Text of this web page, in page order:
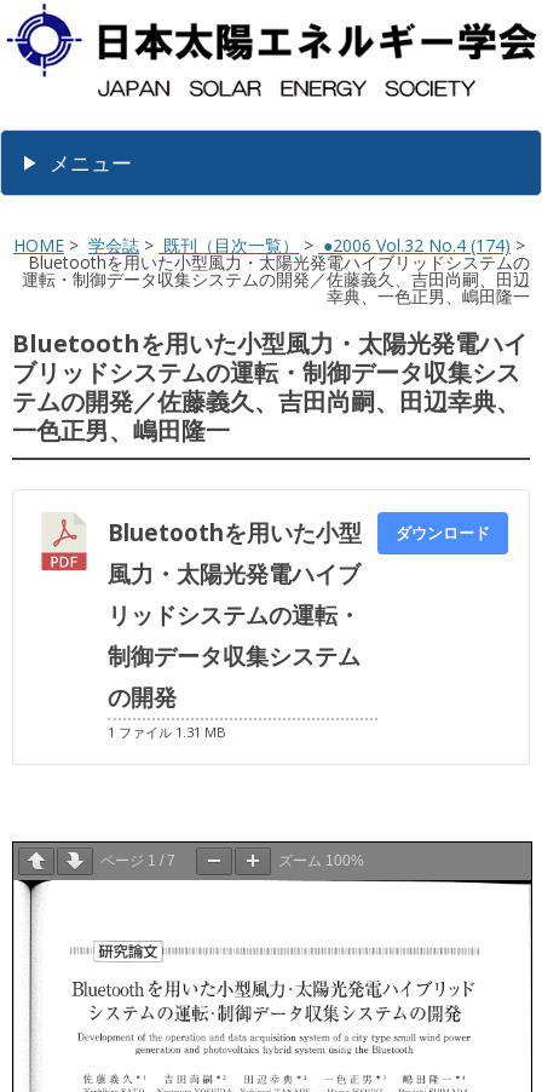
メニュー
HOME > 学会誌 > 既刊（目次一覧） > ●2006 Vol.32 No.4 (174) >
Bluetoothを用いた小型風力・太陽光発電ハイブリッドシステムの
運転・制御データ収集システムの開発／佐藤義久、吉田尚嗣、田辺
幸典、一色正男、嶋田隆一
Bluetoothを用いた小型風力・太陽光発電ハイ
ブリッドシステムの運転・制御データ収集シス
テムの開発／佐藤義久、吉田尚嗣、田辺幸典、
一色正男、嶋田隆一
Bluetoothを用いた小型
風力・太陽光発電ハイブ
リッドシステムの運転・
制御データ収集システム
の開発
1 ファイル 1.31 MB
ダウンロード
ページ 1 / 7 ズーム 100%